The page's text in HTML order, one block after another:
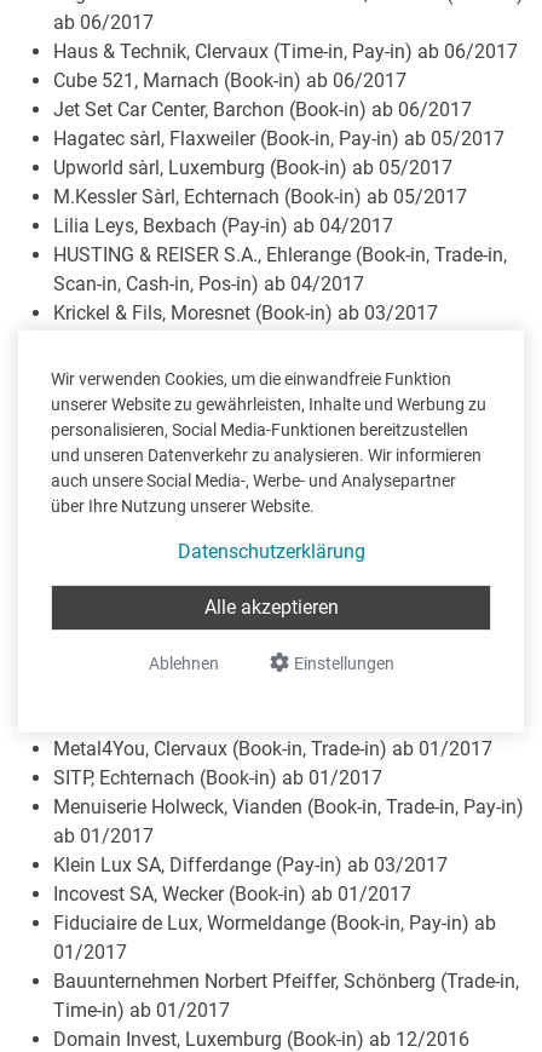
Wir verwenden Cookies, um die einwandfreie Funktion
unserer Website zu gewährleisten, Inhalte und Werbung zu
personalisieren, Social Media-Funktionen bereitzustellen
und unseren Datenverkehr zu analysieren. Wir informieren
auch unsere Social Media-, Werbe- und Analysepartner
über Ihre Nutzung unserer Website.
Datenschutzerklärung
Einstellungen
Ablehnen
Alle akzeptieren
ab 06/2017
Haus & Technik, Clervaux (Time-in, Pay-in) ab 06/2017
Cube 521, Marnach (Book-in) ab 06/2017
Jet Set Car Center, Barchon (Book-in) ab 06/2017
Hagatec sàrl, Flaxweiler (Book-in, Pay-in) ab 05/2017
Upworld sàrl, Luxemburg (Book-in) ab 05/2017
M.Kessler Sàrl, Echternach (Book-in) ab 05/2017
Lilia Leys, Bexbach (Pay-in) ab 04/2017
HUSTING & REISER S.A., Ehlerange (Book-in, Trade-in,
Scan-in, Cash-in, Pos-in) ab 04/2017
Krickel & Fils, Moresnet (Book-in) ab 03/2017
03/2017
Energie 2030, Raeren (Scan-in) ab 03/2017
Glacier Franck, Aubel (Book-in) ab 03/2017
Gebrüder Lenges, Recht (Book-in) ab 02/2017
ILBA Fiduciaire, Echternach (Book-in, Scan-in) ab
02/2017
Agepa SA, Recht (Book-in, Trade-in, Scan-in) ab
THF Tréfileries Haute Fôret SA, Wecker (Book-in, Trade-
in) ab 01/2017
GOLF-Club Henri-Chapelle (Scan-in) ab 01/2017
Metal4You, Clervaux (Book-in, Trade-in) ab 01/2017
SITP, Echternach (Book-in) ab 01/2017
Menuiserie Holweck, Vianden (Book-in, Trade-in, Pay-in)
ab 01/2017
Klein Lux SA, Differdange (Pay-in) ab 03/2017
Incovest SA, Wecker (Book-in) ab 01/2017
Fiduciaire de Lux, Wormeldange (Book-in, Pay-in) ab
01/2017
Bauunternehmen Norbert Pfeiffer, Schönberg (Trade-in,
Time-in) ab 01/2017
Domain Invest, Luxemburg (Book-in) ab 12/2016